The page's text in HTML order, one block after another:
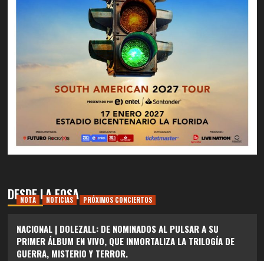
DESDE LA FOSA
NOTA NOTICIAS PRÓXIMOS CONCIERTOS
NACIONAL | DOLEZALL: DE NOMINADOS AL PULSAR A SU
PRIMER ÁLBUM EN VIVO, QUE INMORTALIZA LA TRILOGÍA DE
GUERRA, MISTERIO Y TERROR.